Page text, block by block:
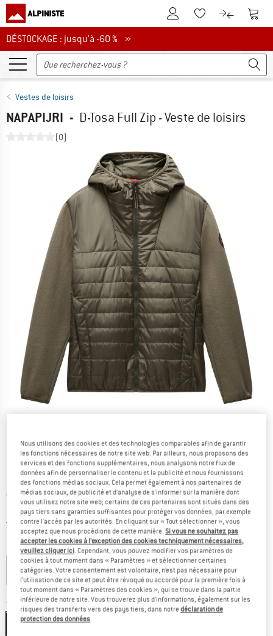
Vers le compte client
Vers la liste
Vers le
DÉSTOCKAGE : jusqu'à -60 %
DÉSTOCKAGE : jusqu'à -60 % »
Vestes de loisirs
NAPAPIJRI - D-Tosa Full Zip - Veste de loisirs
(0)
Prix initial :
219,95€
Prix:
87,98€ TVA incl.
Livraison gratuite(FR) France. Informations sur les frais de
Couleur:Tea Leaf
-60 % -60 %
Taille:S
S M L
Nous utilisons des cookies et des technologies comparables afin de garantir
les fonctions nécessaires de notre site web. Par ailleurs, nous proposons des
services et des fonctions supplémentaires, nous analysons notre flux de
données afin de personnaliser le contenu et la publicité et nous fournissons
des fonctions médias sociaux. Cela permet également à nos partenaires de
médias sociaux, de publicité et d'analyse de s'informer sur la manière dont
vous utilisez notre site web; certains de ces partenaires sont situés dans des
pays tiers sans garanties suffisantes pour protéger vos données, par exemple
contre l'accès par les autorités. En cliquant sur « Tout sélectionner », vous
acceptez que nous procédions de cette manière.Si vous ne souhaitez pas
accepter les cookies à l’exception des cookies techniquement nécessaires,
veuillez cliquer ici. Cependant, vous pouvez modifier vos paramètres de
cookies à tout moment dans « Paramètres » et sélectionner certaines
catégories. Votre consentement est volontaire, n’est pas nécessaire pour
l’utilisation de ce site et peut être révoqué ou accordé pour la première fois à
tout moment dans « Paramètres des cookies », qui se trouve dans la partie
inférieure de notre site. Vous trouverez plus d'informations, également sur les
risques des transferts vers des pays tiers, dans notredéclaration de
protection des données.